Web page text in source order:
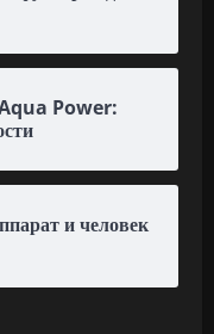
Power:
и человек